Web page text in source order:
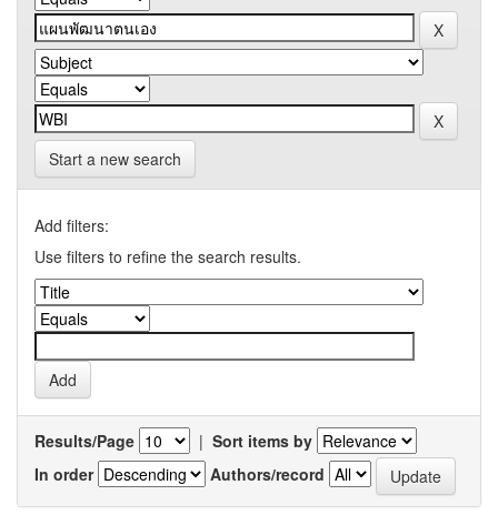
Start a new search
Add filters:
Use filters to refine the search results.
Results/Page | Sort items by
In order
Authors/record